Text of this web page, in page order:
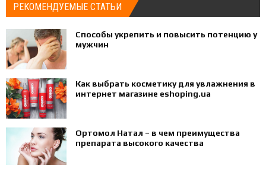
РЕКОМЕНДУЕМЫЕ СТАТЬИ
Способы укрепить и повысить потенцию у
мужчин
Как выбрать косметику для увлажнения в
интернет магазине eshoping.ua
Ортомол Натал – в чем преимущества
препарата высокого качества